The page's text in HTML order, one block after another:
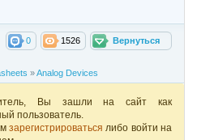
Вернуться
1526
0
»Analog Devices
Вы зашли на сайт как
пользователь.
зарегистрироватьсялибо войти на